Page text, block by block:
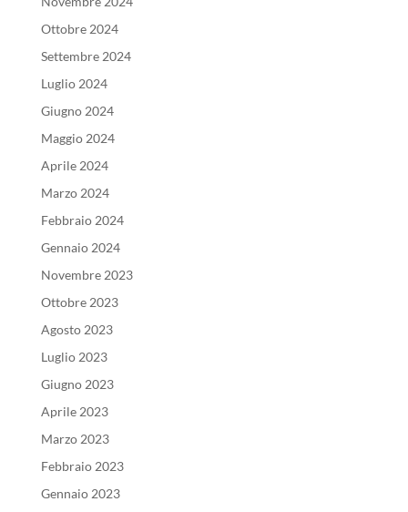
Ottobre 2024
Settembre 2024
Luglio 2024
Giugno 2024
Maggio 2024
Aprile 2024
Marzo 2024
Febbraio 2024
Gennaio 2024
Novembre 2023
Ottobre 2023
Agosto 2023
Luglio 2023
Giugno 2023
Aprile 2023
Marzo 2023
Febbraio 2023
Gennaio 2023